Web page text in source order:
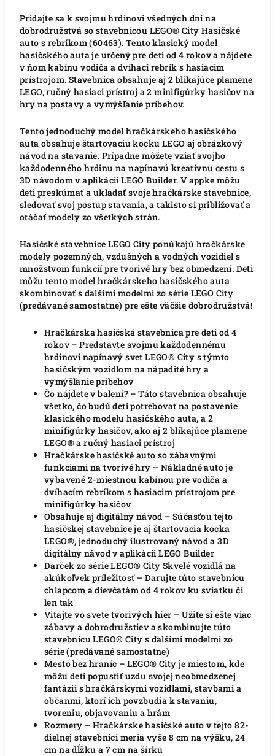
Pridajte sa k svojmu hrdinovi všedných dní na
dobrodružstvá so stavebnicou LEGO® City Hasičské
auto s rebríkom (60463). Tento klasický model
hasičského auta je určený pre deti od 4 rokov a nájdete
v ňom kabínu vodiča a dvíhací rebrík s hasiacim
prístrojom. Stavebnica obsahuje aj 2 blikajúce plamene
LEGO, ručný hasiaci prístroj a 2 minifigúrky hasičov na
hry na postavy a vymýšľanie príbehov.
Tento jednoduchý model hračkárskeho hasičského
auta obsahuje štartovaciu kocku LEGO aj obrázkový
návod na stavanie. Prípadne môžete vziať svojho
každodenného hrdinu na napínavú kreatívnu cestu s
3D návodom v aplikácii LEGO Builder. V appke môžu
deti preskúmať a ukladať svoje hračkárske stavebnice,
sledovať svoj postup stavania, a takisto si približovať a
otáčať modely zo všetkých strán.
Hasičské stavebnice LEGO City ponúkajú hračkárske
modely pozemných, vzdušných a vodných vozidiel s
množstvom funkcií pre tvorivé hry bez obmedzení. Deti
môžu tento model hračkárskeho hasičského auta
skombinovať s ďalšími modelmi zo série LEGO City
(predávané samostatne) pre ešte väčšie dobrodružstvá!
Hračkárska hasičská stavebnica pre deti od 4
rokov – Predstavte svojmu každodennému
hrdinovi napínavý svet LEGO® City s týmto
hasičským vozidlom na nápadité hry a
vymýšľanie príbehov
Čo nájdete v balení? – Táto stavebnica obsahuje
všetko, čo budú deti potrebovať na postavenie
klasického modelu hasičského auta, a 2
minifigúrky hasičov, ako aj 2 blikajúce plamene
LEGO® a ručný hasiaci prístroj
Hračkárske hasičské auto so zábavnými
funkciami na tvorivé hry – Nákladné auto je
vybavené 2-miestnou kabínou pre vodiča a
dvíhacím rebríkom s hasiacim prístrojom pre
minifigúrky hasičov
Obsahuje aj digitálny návod – Súčasťou tejto
hasičskej stavebnice je aj štartovacia kocka
LEGO®, jednoduchý ilustrovaný návod a 3D
digitálny návod v aplikácii LEGO Builder
Darček zo série LEGO® City Skvelé vozidlá na
akúkoľvek príležitosť – Darujte túto stavebnicu
chlapcom a dievčatám od 4 rokov ku sviatku či
len tak
Vitajte vo svete tvorivých hier – Užite si ešte viac
zábavy a dobrodružstiev a skombinujte túto
stavebnicu LEGO® City s ďalšími modelmi zo
série (predávané samostatne)
Mesto bez hraníc – LEGO® City je miestom, kde
môžu deti popustiť uzdu svojej neobmedzenej
fantázii s hračkárskymi vozidlami, stavbami a
občanmi, ktorí ich povzbudia k stavaniu,
tvoreniu, objavovaniu a hrám
Rozmery – Hračkárske hasičské auto v tejto 82-
dielnej stavebnici meria vyše 8 cm na výšku, 24
cm na dĺžku a 7 cm na šírku